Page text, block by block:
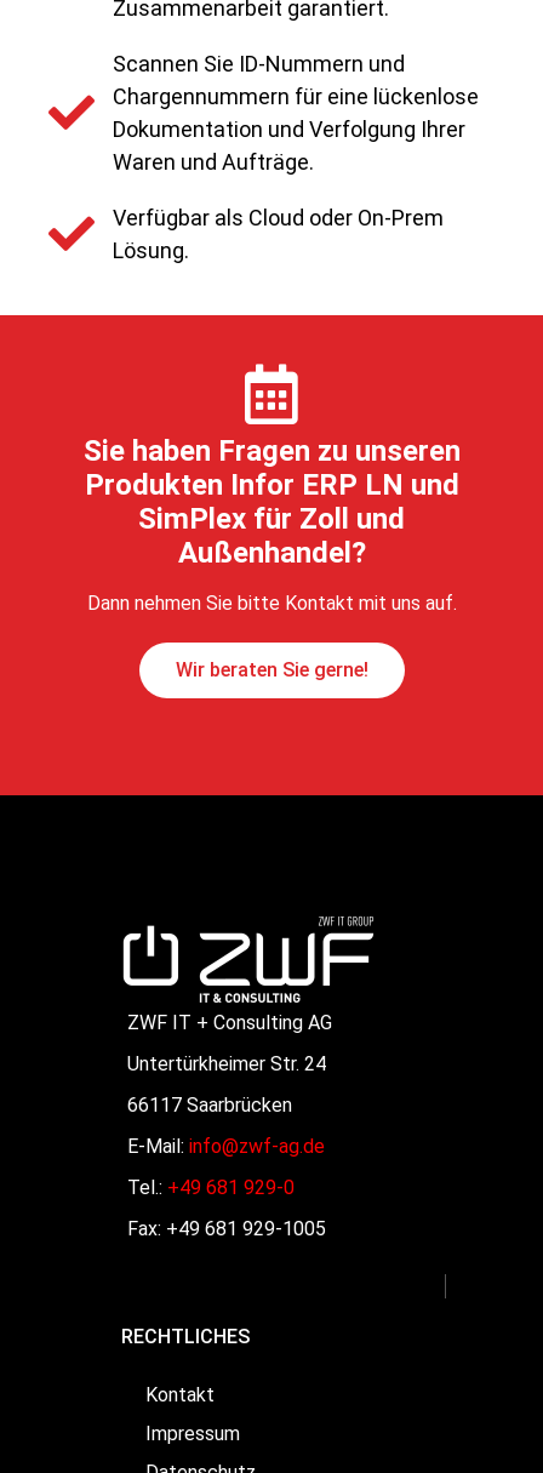
Zusammenarbeit garantiert.
Scannen Sie ID-Nummern und
Chargennummern für eine lückenlose
Dokumentation und Verfolgung Ihrer
Waren und Aufträge.
Verfügbar als Cloud oder On-Prem
Lösung.
Sie haben Fragen zu unseren
Produkten Infor ERP LN und
SimPlex für Zoll und
Außenhandel?
Dann nehmen Sie bitte Kontakt mit uns auf.
Wir beraten Sie gerne!
ZWF IT + Consulting AG
Untertürkheimer Str. 24
66117 Saarbrücken
E-Mail: info@zwf-ag.de
Tel.: +49 681 929-0
Fax: +49 681 929-1005
RECHTLICHES
Kontakt
Impressum